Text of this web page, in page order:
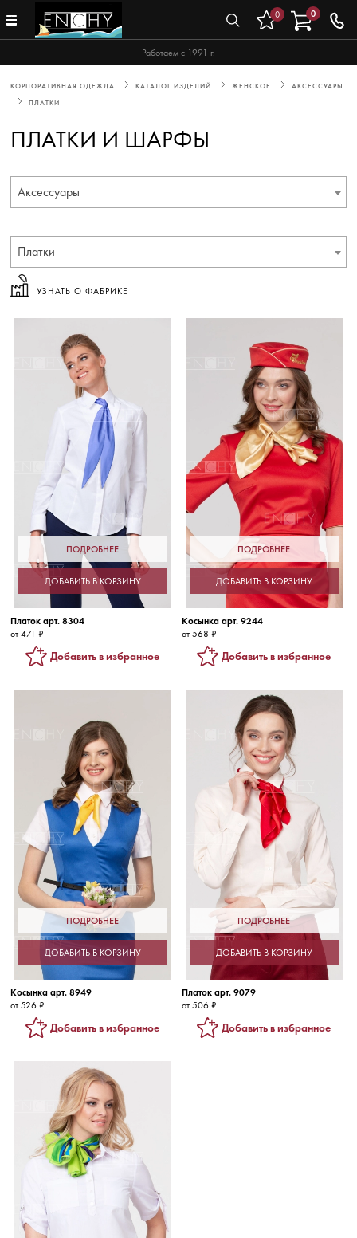
Работаем с 1991 г.
0 0
КОРПОРАТИВНАЯ ОДЕЖДА КАТАЛОГ ИЗДЕЛИЙ ЖЕНСКОЕ
АКСЕССУАРЫ
ПЛАТКИ
ПЛАТКИ И ШАРФЫ
Аксессуары
Платки
УЗНАТЬ О ФАБРИКЕ
ПОДРОБНЕЕ
ДОБАВИТЬ В КОРЗИНУ
Платок арт. 8304
от 471 ₽
Добавить в избранное
ПОДРОБНЕЕ
ДОБАВИТЬ В КОРЗИНУ
Косынка арт. 9244
от 568 ₽
Добавить в избранное
ПОДРОБНЕЕ
ДОБАВИТЬ В КОРЗИНУ
Косынка арт. 8949
от 526 ₽
Добавить в избранное
ПОДРОБНЕЕ
ДОБАВИТЬ В КОРЗИНУ
Платок арт. 9079
от 506 ₽
Добавить в избранное